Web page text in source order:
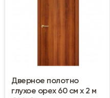
Дверное полотно
глухое орех 60 см х 2 м